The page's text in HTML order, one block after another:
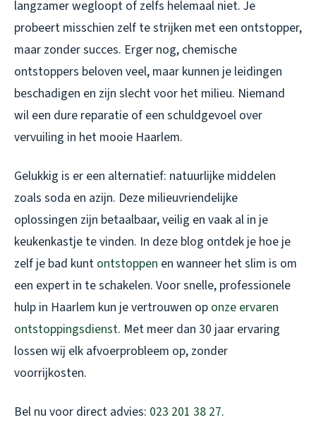
langzamer wegloopt of zelfs helemaal niet. Je
probeert misschien zelf te strijken met een ontstopper,
maar zonder succes. Erger nog, chemische
ontstoppers beloven veel, maar kunnen je leidingen
beschadigen en zijn slecht voor het milieu. Niemand
wil een dure reparatie of een schuldgevoel over
vervuiling in het mooie Haarlem.
Gelukkig is er een alternatief: natuurlijke middelen
zoals soda en azijn. Deze milieuvriendelijke
oplossingen zijn betaalbaar, veilig en vaak al in je
keukenkastje te vinden. In deze blog ontdek je hoe je
zelf je bad kunt ontstoppen en wanneer het slim is om
een expert in te schakelen. Voor snelle, professionele
hulp in Haarlem kun je vertrouwen op onze ervaren
ontstoppingsdienst. Met meer dan 30 jaar ervaring
lossen wij elk afvoerprobleem op, zonder
voorrijkosten.
Bel nu voor direct advies: 023 201 38 27.